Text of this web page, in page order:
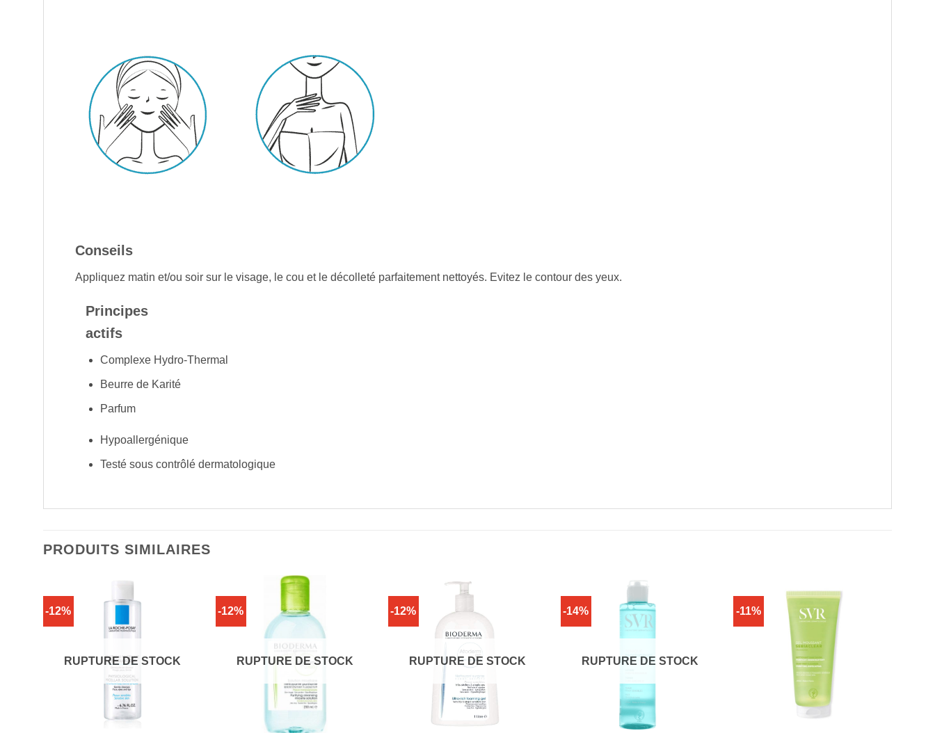
Conseils
Appliquez matin et/ou soir sur le visage, le cou et le décolleté parfaitement nettoyés. Evitez le contour des yeux.
Principes
actifs
Complexe Hydro-Thermal
Beurre de Karité
Parfum
Hypoallergénique
Testé sous contrôlé dermatologique
PRODUITS SIMILAIRES
-12%
RUPTURE DE STOCK
-12%
RUPTURE DE STOCK
-12%
RUPTURE DE STOCK
-14%
RUPTURE DE STOCK
-11%